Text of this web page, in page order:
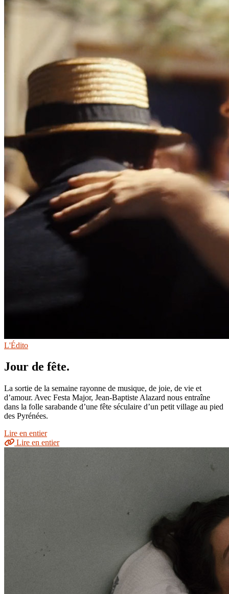
L'Édito
Jour de fête.
La sortie de la semaine rayonne de musique, de joie, de vie et
d’amour. Avec Festa Major, Jean-Baptiste Alazard nous entraîne
dans la folle sarabande d’une fête séculaire d’un petit village au pied
des Pyrénées.
Lire en entier
Lire en entier